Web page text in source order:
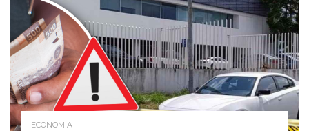
ECONOMÍA